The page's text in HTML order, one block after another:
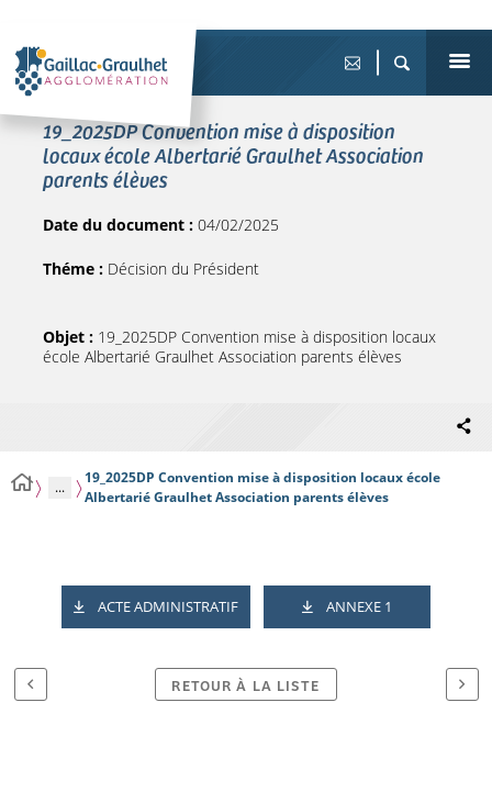
19_2025DP Convention mise à disposition
locaux école Albertarié Graulhet Association
parents élèves
Date du document : 04/02/2025
Théme : Décision du Président
Objet : 19_2025DP Convention mise à disposition locaux
école Albertarié Graulhet Association parents élèves
...
19_2025DP Convention mise à disposition locaux école
Albertarié Graulhet Association parents élèves
ACTE ADMINISTRATIF ANNEXE 1
RETOUR À LA LISTE